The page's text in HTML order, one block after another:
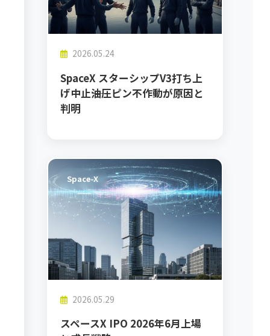
2026.05.24
SpaceX スターシップV3打ち上
げ中止――油圧ピン不作動が原因と
判明
Space-X
2026.05.29
スペースX IPO 2026年6月上場